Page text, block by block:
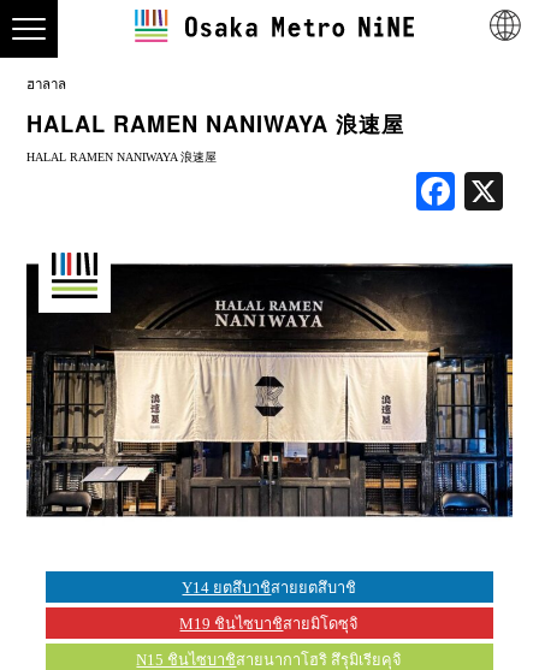
ฮาลาล
HALAL RAMEN NANIWAYA 浪速屋
HALAL RAMEN NANIWAYA 浪速屋
Y14 ยตสึบาชิสายยตสึบาชิ
M19 ชินไซบาชิสายมิโดซุจิ
N15 ชินไซบาชิสายนากาโฮริ สึรุมิเรียคุจิ